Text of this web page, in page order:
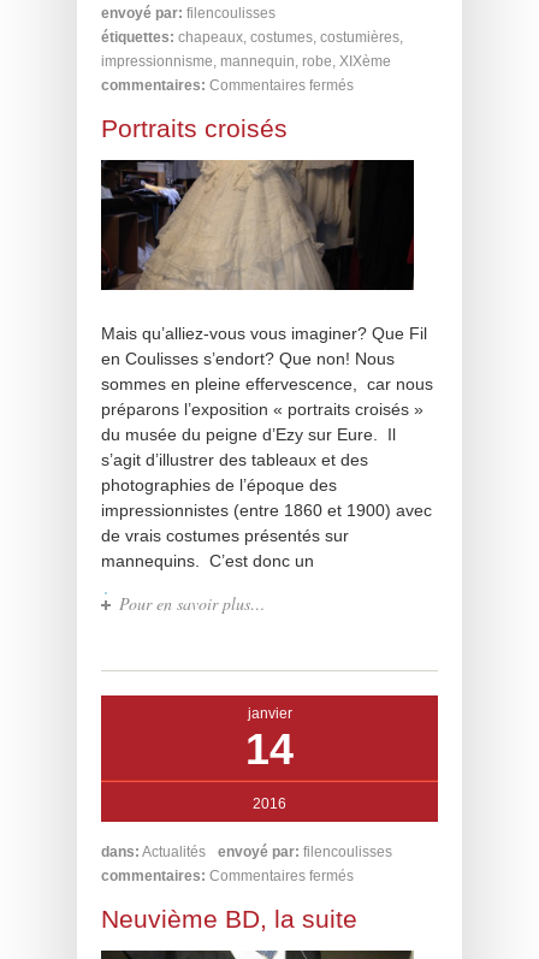
envoyé par: filencoulisses
étiquettes: chapeaux, costumes, costumières,
impressionnisme, mannequin, robe, XIXème
commentaires: Commentaires fermés
Portraits croisés
Mais qu’alliez-vous vous imaginer? Que Fil
en Coulisses s’endort? Que non! Nous
sommes en pleine effervescence, car nous
préparons l’exposition « portraits croisés »
du musée du peigne d’Ezy sur Eure. Il
s’agit d’illustrer des tableaux et des
photographies de l’époque des
impressionnistes (entre 1860 et 1900) avec
de vrais costumes présentés sur
mannequins. C’est donc un
Pour en savoir plus…
janvier
14
2016
dans: Actualités envoyé par: filencoulisses
commentaires: Commentaires fermés
Neuvième BD, la suite